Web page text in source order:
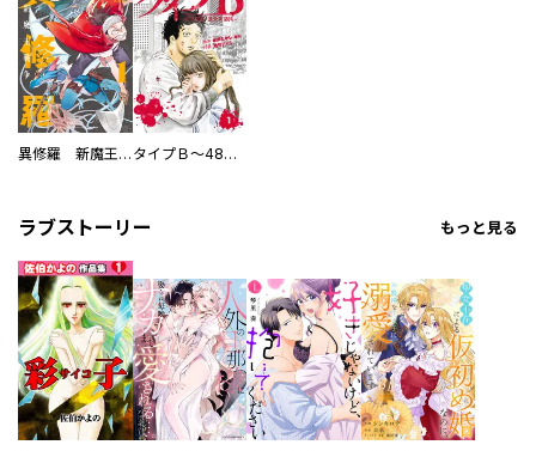
異修羅 新魔王戦争 タイプＢ～48時間後、致死率100％～【単話】
ラブストーリー もっと見る